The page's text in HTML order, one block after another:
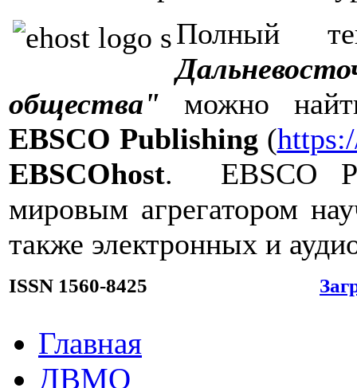
Полный
общества" можно
EBSCO Publishing(
EBSCOhost. EBSCO
мировым агрегатором
также электронных и
ISSN 1560-8425
Главная
ДВМО